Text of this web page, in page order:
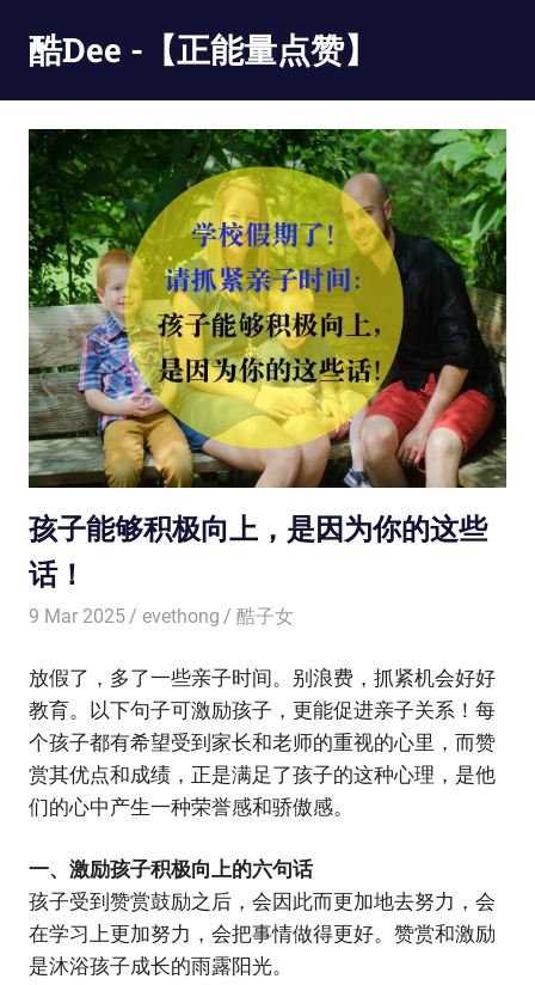
content
酷Dee -【正能量点赞】
最
酷
只
有
更
酷
孩子能够积极向上，是因为你的这些
话！
9 Mar 2025 evethong 酷子女
放假了，多了一些亲子时间。别浪费，抓紧机会好好
教育。以下句子可激励孩子，更能促进亲子关系！每
个孩子都有希望受到家长和老师的重视的心里，而赞
赏其优点和成绩，正是满足了孩子的这种心理，是他
们的心中产生一种荣誉感和骄傲感。
一、激励孩子积极向上的六句话
孩子受到赞赏鼓励之后，会因此而更加地去努力，会
在学习上更加努力，会把事情做得更好。赞赏和激励
是沐浴孩子成长的雨露阳光。